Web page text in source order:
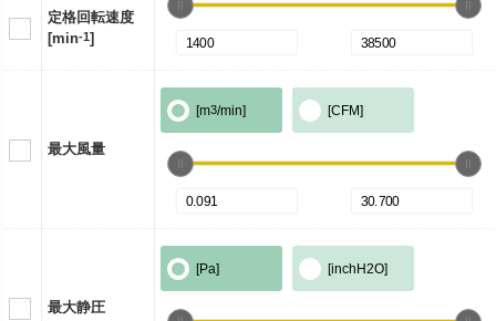
定格回転速度
[min-1]
最大風量
[m3/min] [CFM]
最大静圧
[Pa] [inchH2O]